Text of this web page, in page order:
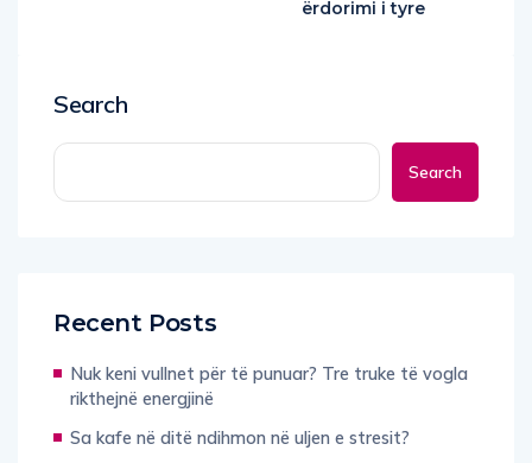
ërdorimi i tyre
Search
Search
Recent Posts
Nuk keni vullnet për të punuar? Tre truke të vogla
rikthejnë energjinë
Sa kafe në ditë ndihmon në uljen e stresit?